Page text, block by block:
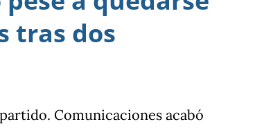
tras dos
Comunicaciones acabó